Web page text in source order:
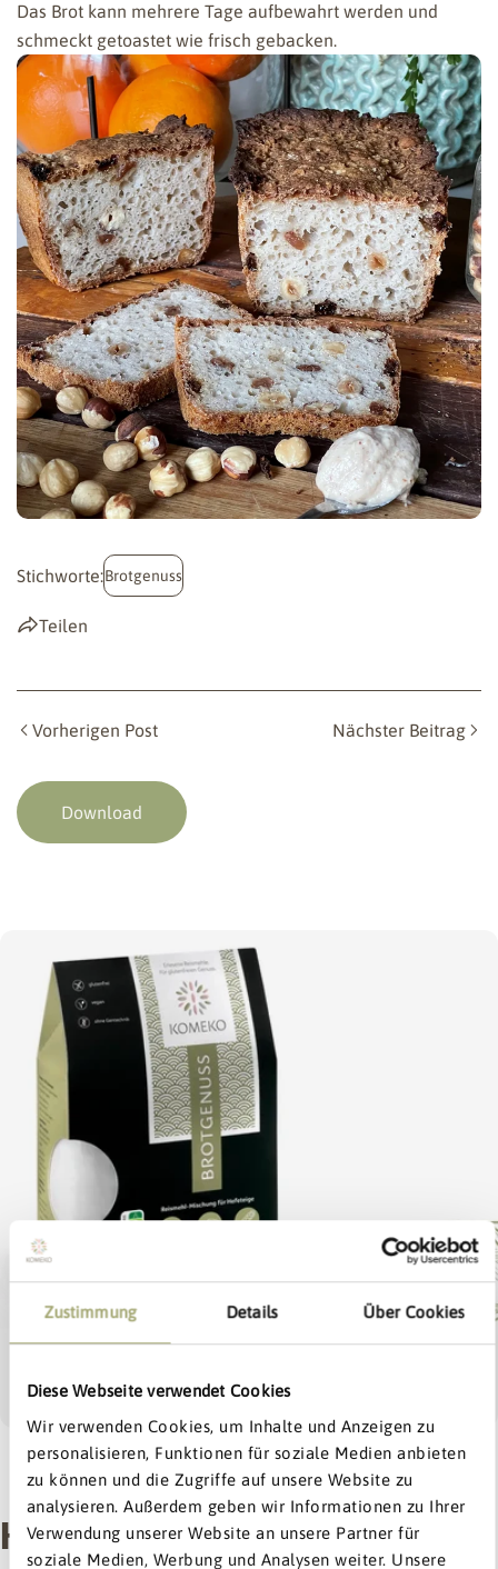
Zustimmung Details Über Cookies
Diese Webseite verwendet Cookies
Wir verwenden Cookies, um Inhalte und Anzeigen zu
personalisieren, Funktionen für soziale Medien anbieten
zu können und die Zugriffe auf unsere Website zu
analysieren. Außerdem geben wir Informationen zu Ihrer
Verwendung unserer Website an unsere Partner für
soziale Medien, Werbung und Analysen weiter. Unsere
Das Brot kann mehrere Tage aufbewahrt werden und
schmeckt getoastet wie frisch gebacken.
Stichworte:Brotgenuss
Teilen
Vorherigen Post Nächster Beitrag
Download
Produktinformationen
Sie das Medium 0 im Modalmodus
KOMEKO BROTGENUSS
Exklusiv:bis zu
15% Rabatt
Dein Willkommens-Extra
5% ab 0€
5% ab 0€
10% ab 40€
15% ab 100€